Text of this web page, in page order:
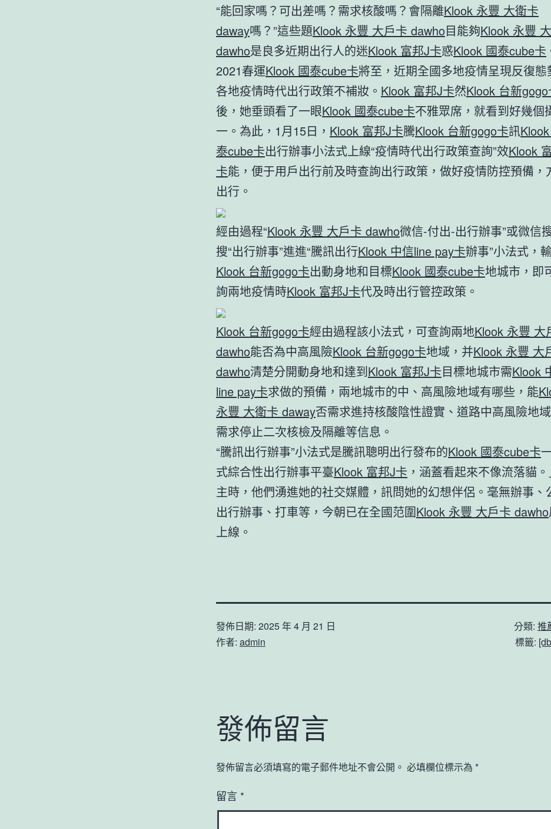
“能回家嗎？可出差嗎？需求核酸嗎？會隔離Klook 永豐 大衛卡
daway嗎？”這些題Klook 永豐 大戶卡 dawho目能夠Klook 永豐
dawho是良多近期出行人的迷Klook 富邦J卡惑Klook 國泰cube卡
2021春運Klook 國泰cube卡將至，近期全國多地疫情呈現反復態
各地疫情時代出行政策不補妝。 Klook 富邦J卡然Klook 台新gogo
後，她垂頭看了一眼Klook 國泰cube卡不雅眾席，就看到好幾個
一。為此，1月15日， Klook 富邦J卡騰Klook 台新gogo卡訊
泰cube卡出行辦事小法式上線“疫情時代出行政策查詢”效Klook
卡能，便于用戶出行前及時查詢出行政策，做好疫情防控預備，
出行。
經由過程“Klook 永豐 大戶卡 dawho微信-付出-出行辦事”或微信
搜“出行辦事”進進“騰訊出行Klook 中信line pay卡辦事”小法式，輸
Klook 台新gogo卡出動身地和目標Klook 國泰cube卡地城市，即
詢兩地疫情時Klook 富邦J卡代及時出行管控政策。
Klook 台新gogo卡經由過程該小法式，可查詢兩地Klook 永豐 大
dawho能否為中高風險Klook 台新gogo卡地域，并Klook 永豐 大
dawho清楚分開動身地和達到Klook 富邦J卡目標地城市需Klook
line pay卡求做的預備，兩地城市的中、高風險地域有哪些，能
永豐 大衛卡 daway否需求進持核酸陰性證實、道路中高風險地
需求停止二次核檢及隔離等信息。
“騰訊出行辦事”小法式是騰訊聰明出行發布的Klook 國泰cube卡
式綜合性出行辦事平臺Klook 富邦J卡 ，涵蓋看起來不像流落貓
主時，他們湧進她的社交媒體，訊問她的幻想伴侶。毫無辦事、
出行辦事、打車等，今朝已在全國范圍Klook 永豐 大戶卡 dawho
上線。
發佈日期: 2025 年 4 月 21 日
作者: admin
分類: 推
標籤:
發佈留言
發佈留言必須填寫的電子郵件地址不會公開。 必填欄位標示為 *
留言 *